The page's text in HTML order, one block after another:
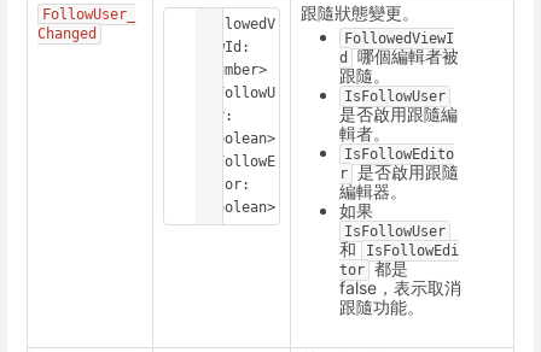
FollowUser_
Changed
FollowedV
iewId:
<Number>
IsFollowU
ser:
<Boolean>
IsFollowE
ditor:
<Boolean>
跟隨狀態變更。
FollowedViewI
d 哪個編輯者被
跟隨。
IsFollowUser
是否啟用跟隨編
輯者。
IsFollowEdito
r 是否啟用跟隨
編輯器。
如果
IsFollowUser
和 IsFollowEdi
tor 都是
false，表示取消
跟隨功能。